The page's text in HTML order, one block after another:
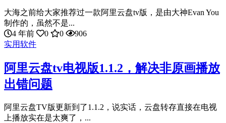
大海之前给大家推荐过一款阿里云盘tv版，是由大神Evan You
制作的，虽然不是...
4 年前
0 0
906
实用软件
阿里云盘tv电视版1.1.2，解决非原画播放
出错问题
阿里云盘TV版更新到了1.1.2，说实话，云盘转存直接在电视
上播放实在是太爽了，...